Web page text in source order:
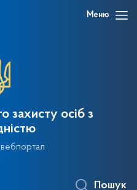
Меню
захисту осіб з
Пошук